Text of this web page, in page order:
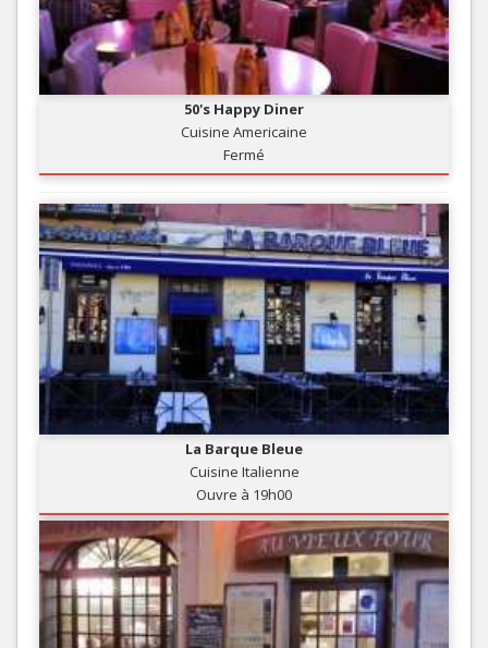
50's Happy Diner
Cuisine Americaine
Fermé
La Barque Bleue
Cuisine Italienne
Ouvre à 19h00